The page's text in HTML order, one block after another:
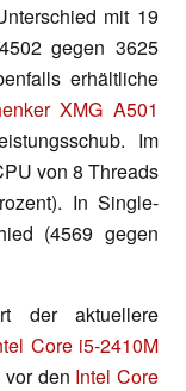
mit 19
gegen 3625
erhältliche
XMG A501
Im
von 8 Threads
In Single-
(4569 gegen
der aktuellere
Core i5-2410M
den Intel Core